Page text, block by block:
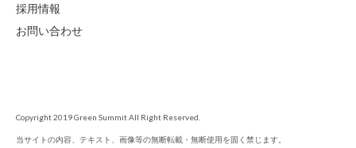
採用情報
お問い合わせ
Copyright 2019 Green Summit All Right Reserved.
当サイトの内容、テキスト、画像等の無断転載・無断使用を固く禁じます。